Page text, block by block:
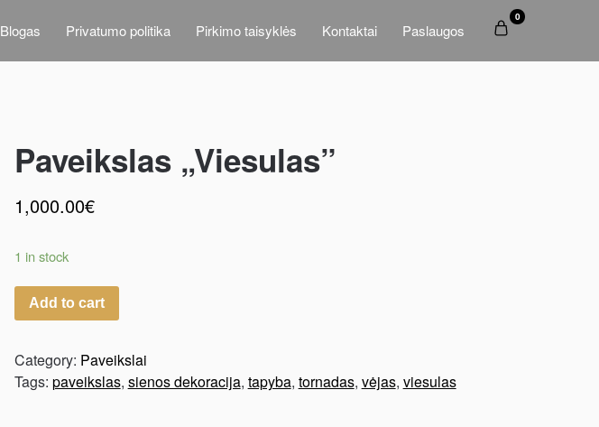
Blogas Privatumo politika Pirkimo taisyklės Kontaktai Paslaugos
0
Paveikslas „Viesulas”
1,000.00€
1 in stock
Add to cart
Category: Paveikslai
Tags: paveikslas, sienos dekoracija, tapyba, tornadas, vėjas, viesulas